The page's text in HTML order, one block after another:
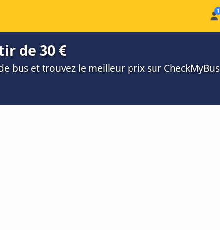
de 30 €
bus et trouvez le meilleur prix sur CheckMyBus